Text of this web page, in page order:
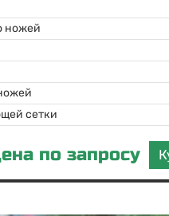
ножей
сетки
по запросу